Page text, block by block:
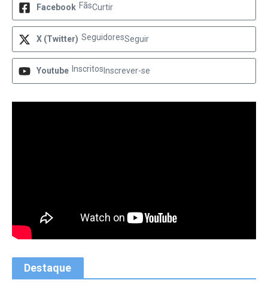
Facebook FãsCurtir
X (Twitter) SeguidoresSeguir
Youtube Inscritos Inscrever-se
Destaque